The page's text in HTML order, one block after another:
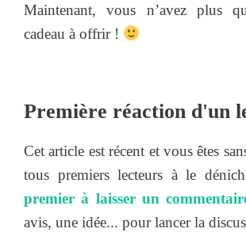
Maintenant, vous n’avez plus
cadeau à offrir !
Première réaction d'un
Cet article est récent et vous êtes
tous premiers lecteurs à le
premier à laisser un
avis, une idée... pour lancer la